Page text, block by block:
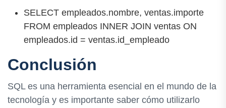
SELECT empleados.nombre, ventas.importe
FROM empleados INNER JOIN ventas ON
empleados.id = ventas.id_empleado
Conclusión
SQL es una herramienta esencial en el mundo de la
tecnología y es importante saber cómo utilizarlo